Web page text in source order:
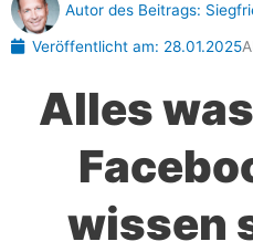
Autor des Beitrags:
Veröffentlicht am: 28.01.2025
Alles
wissen